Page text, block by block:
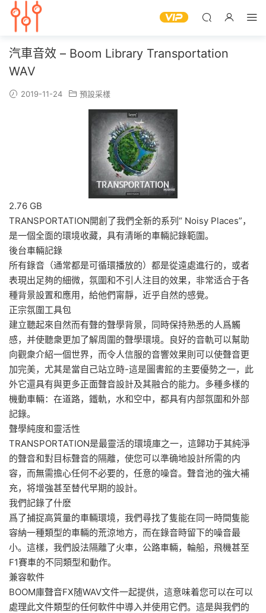
汽車音效 – Boom Library Transportation
WAV
2019-11-24 預設采樣
2.76 GB
TRANSPORTATION開創了我們全新的系列“ Noisy Places”，
是一個全面的環境收藏，具有清晰的車輛記錄範圍。
後台車輛記錄
所有錄音（通常都是可循環播放的）都是從遠處進行的，或者
表現出足夠的細微，氛圍和不引人注目的效果，非常适合于各
種背景設置和應用，給他們甯靜，近乎自然的感覺。
正宗氛圍工具包
建立聽起來自然而有聲的聲學背景，同時保持熟悉的人爲觸
感，并使聽衆更加了解周圍的聲學環境。良好的音軌可以幫助
向觀衆介紹一個世界，而令人信服的音響效果則可以使聲音更
加完美，尤其是當自己站立時-這是圖書館的主要優勢之一，此
外它還具有與更多正面聲音設計及其融合的能力。多種多樣的
機動車輛：在道路，鐵軌，水和空中，都具有内部氛圍和外部
記錄。
聲學純度和靈活性
TRANSPORTATION是最靈活的環境庫之一，這歸功于其純淨
的聲音和對目标聲音的隔離，使您可以準确地設計所需的内
容，而無需擔心任何不必要的，任意的噪音。聲音池的強大補
充，将增強甚至替代早期的設計。
我們記錄了什麽
爲了捕捉高質量的車輛環境，我們尋找了隻能在同一時間隻能
容納一種類型的車輛的荒涼地方，而在錄音時留下的噪音最
小。這樣，我們設法隔離了火車，公路車輛，輪船，飛機甚至
F1賽車的不同類型和動作。
兼容軟件
BOOM庫聲音FX随WAV文件一起提供，這意味着您可以在可以
處理此文件類型的任何軟件中導入并使用它們。這是與我們的